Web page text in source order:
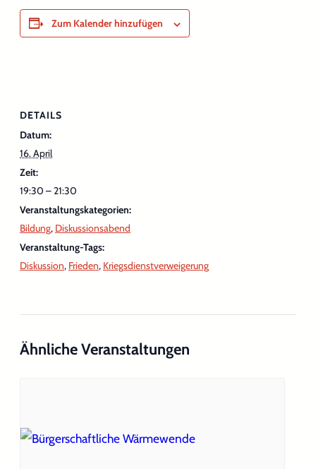
Zum Kalender hinzufügen
DETAILS
Datum:
16. April
Zeit:
19:30 – 21:30
Veranstaltungskategorien:
Bildung, Diskussionsabend
Veranstaltung-Tags:
Diskussion, Frieden, Kriegsdienstverweigerung
Ähnliche Veranstaltungen